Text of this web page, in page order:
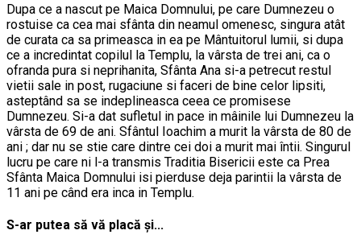
Dupa ce a nascut pe Maica Domnului, pe care Dumnezeu o
rostuise ca cea mai sfânta din neamul omenesc, singura atât
de curata ca sa primeasca in ea pe Mântuitorul lumii, si dupa
ce a incredintat copilul la Templu, la vârsta de trei ani, ca o
ofranda pura si neprihanita, Sfânta Ana si-a petrecut restul
vietii sale in post, rugaciune si faceri de bine celor lipsiti,
asteptând sa se indeplineasca ceea ce promisese
Dumnezeu. Si-a dat sufletul in pace in mâinile lui Dumnezeu la
vârsta de 69 de ani. Sfântul Ioachim a murit la vârsta de 80 de
ani ; dar nu se stie care dintre cei doi a murit mai întii. Singurul
lucru pe care ni l-a transmis Traditia Bisericii este ca Prea
Sfânta Maica Domnului isi pierduse deja parintii la vârsta de
11 ani pe când era inca in Templu.
S-ar putea să vă placă și...